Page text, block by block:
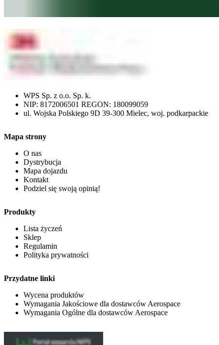
WPS Sp. z o.o. Sp. k.
NIP: 8172006501 REGON: 180099059
ul. Wojska Polskiego 9D 39-300 Mielec, woj. podkarpackie
Mapa strony
O nas
Dystrybucja
Mapa dojazdu
Kontakt
Podziel się swoją opinią!
Produkty
Lista życzeń
Sklep
Regulamin
Polityka prywatności
Przydatne linki
Wycena produktów
Wymagania Jakościowe dla dostawców Aerospace
Wymagania Ogólne dla dostawców Aerospace